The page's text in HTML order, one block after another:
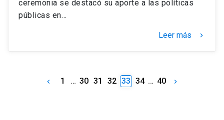
ceremonia se destacó su aporte a las políticas
públicas en…
Leer más keyboard_arrow_right
keyboard_arrow_left 1 … 30 31 32 33 34 … 40 keyboard_arrow_right